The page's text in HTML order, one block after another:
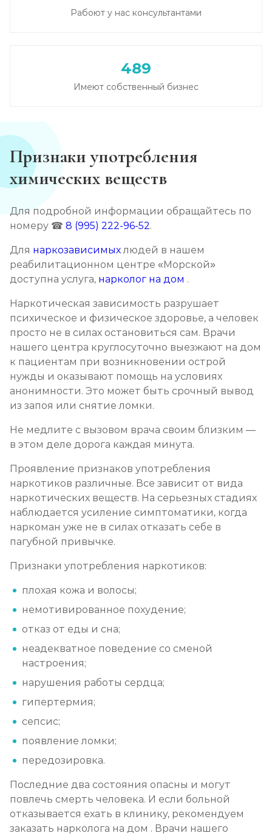
от 6 000 ₽/сутки Записаться
Лечение зависимости от феназепама
от 6 000 ₽/сутки
Лечение подростковой наркомании
от 6 000 ₽/сутки
Кодирование от наркомании
Кодирование Селинкро
Записаться
Реабилитация наркозависимых (месяц)
от 30 000 ₽ Записаться
Реабилитация наркозависимых подростков
от 35 000 ₽/мес Записаться
Программа 12 шагов
от 25 000 ₽/мес Записаться
Ресоциализация наркоманов
Рабоют у нас консультантами
489
Имеют собственный бизнес
Признаки употребления
химических веществ
Для подробной информации обращайтесь по
номеру ☎ 8 (995) 222-96-52.
Для наркозависимыхлюдей в нашем
реабилитационном центре «Морской»
доступна услуга, нарколог на дом .
Наркотическая зависимость разрушает
психическое и физическое здоровье, а человек
просто не в силах остановиться сам. Врачи
нашего центра круглосуточно выезжают на дом
к пациентам при возникновении острой
нужды и оказывают помощь на условиях
анонимности. Это может быть срочный вывод
из запоя или снятие ломки.
Не медлите с вызовом врача своим близким —
в этом деле дорога каждая минута.
Проявление признаков употребления
наркотиков различные. Все зависит от вида
наркотических веществ. На серьезных стадиях
наблюдается усиление симптоматики, когда
наркоман уже не в силах отказать себе в
пагубной привычке.
Признаки употребления наркотиков:
плохая кожа и волосы;
немотивированное похудение;
отказ от еды и сна;
неадекватное поведение со сменой
настроения;
нарушения работы сердца;
гипертермия;
сепсис;
появление ломки;
передозировка.
Последние два состояния опасны и могут
повлечь смерть человека. И если больной
отказывается ехать в клинику, рекомендуем
заказать нарколога на дом . Врачи нашего